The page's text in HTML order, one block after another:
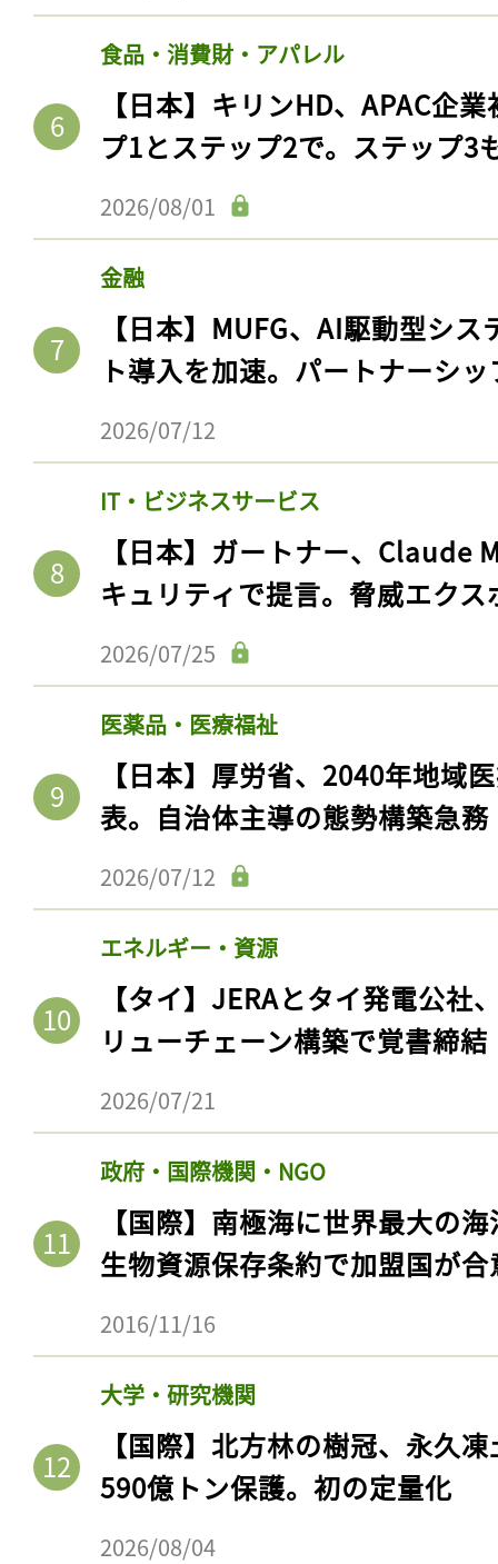
食品・消費財・アパレル
【日本】キリンHD、APAC企
プ1とステップ2で。ステップ3
2026/08/01
金融
【日本】MUFG、AI駆動型シ
ト導入を加速。パートナーシ
2026/07/12
IT・ビジネスサービス
【日本】ガートナー、Claude
キュリティで提言。脅威エク
2026/07/25
医薬品・医療福祉
【日本】厚労省、2040年地域
表。自治体主導の態勢構築急務
2026/07/12
エネルギー・資源
【タイ】JERAとタイ発電公社
リューチェーン構築で覚書締結
2026/07/21
政府・国際機関・NGO
【国際】南極海に世界最大の
生物資源保存条約で加盟国が合
2016/11/16
大学・研究機関
【国際】北方林の樹冠、永久
590億トン保護。初の定量化
2026/08/04
ログインが必
会員登録